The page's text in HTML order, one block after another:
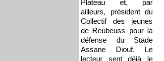
Plateau et, par
ailleurs, président du
Collectif des jeunes
de Reubeuss pour la
défense du Stade
Assane Diouf. Le
lecteur sent déjà le